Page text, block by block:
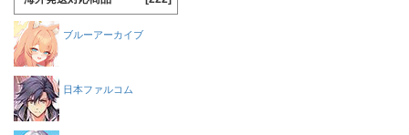
ブルーアーカイブ
日本ファルコム